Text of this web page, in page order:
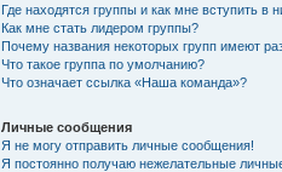
Где находятся группы и как мне вступить в
Как мне стать лидером группы?
Почему названия некоторых групп имеют
Что такое группа по умолчанию?
Что означает ссылка «Наша команда»?
Личные сообщения
Я не могу отправить личные сообщения!
Я постоянно получаю нежелательные